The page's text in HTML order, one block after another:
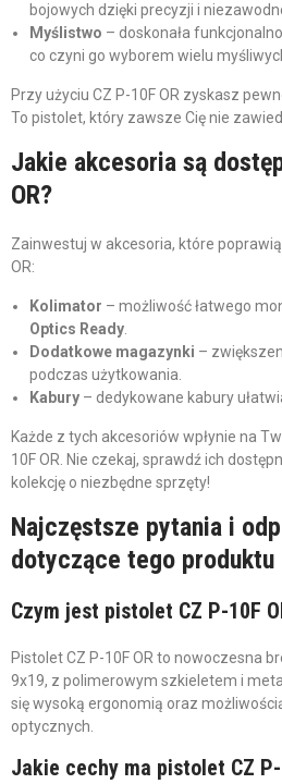
bojowych dzięki precyzji i
Myślistwo – doskonała
co czyni go wyborem wielu
Przy użyciu CZ P-10F OR zyskasz
To pistolet, który zawsze Cię nie
Jakie akcesoria są
OR?
Zainwestuj w akcesoria, które
OR:
Kolimator – możliwość łatwego
Optics Ready
Dodatkowe magazynki –
podczas użytkowania.
Kabury – dedykowane kabury
Każde z tych akcesoriów wpłynie na
10F OR. Nie czekaj, sprawdź ich
kolekcję o niezbędne sprzęty!
Najczęstsze pytania i
dotyczące tego produktu
Czym jest pistolet CZ P-10F
Pistolet CZ P-10F OR to nowoczesna
9x19, z polimerowym szkieletem i
się wysoką ergonomią oraz
optycznych.
Jakie cechy ma pistolet CZ P-